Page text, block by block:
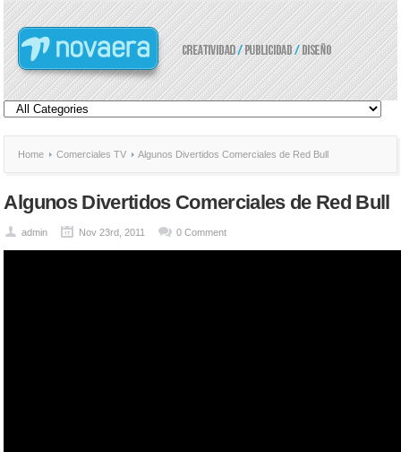
Home Comerciales TV Algunos Divertidos Comerciales de Red Bull
Algunos Divertidos Comerciales de Red Bull
admin Nov 23rd, 2011 0 Comment